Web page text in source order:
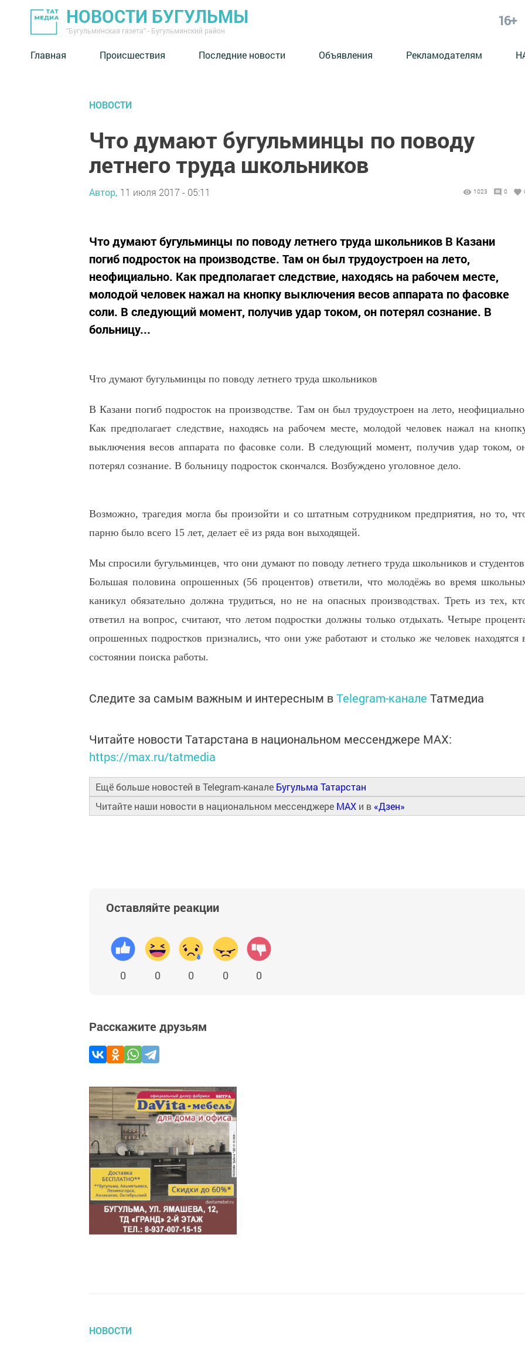
НОВОСТИ БУГУЛЬМЫ
"Бугульминская газета" - Бугульминский район
16+
Главная Происшествия Последние новости Объявления Рекламодателям
НОВОСТИ
Что думают бугульминцы по поводу
летнего труда школьников
Автор, 11 июля 2017 - 05:11 1023 0
Что думают бугульминцы по поводу летнего труда школьников В Казани
погиб подросток на производстве. Там он был трудоустроен на лето,
неофициально. Как предполагает следствие, находясь на рабочем месте,
молодой человек нажал на кнопку выключения весов аппарата по фасовке
соли. В следующий момент, получив удар током, он потерял сознание. В
больницу...
Что думают бугульминцы по поводу летнего труда школьников
В Казани погиб подросток на производстве. Там он был трудоустроен на лето,
Как предполагает следствие, находясь на рабочем месте, молодой человек нажал на
выключения весов аппарата по фасовке соли. В следующий момент, получив удар током,
потерял сознание. В больницу подросток скончался. Возбуждено уголовное дело.
Возможно, трагедия могла бы произойти и со штатным сотрудником предприятия, но то,
парню было всего 15 лет, делает её из ряда вон выходящей.
Мы спросили бугульминцев, что они думают по поводу летнего труда школьников и
Большая половина опрошенных (56 процентов) ответили, что молодёжь во время
каникул обязательно должна трудиться, но не на опасных производствах. Треть из тех,
ответил на вопрос, считают, что летом подростки должны только отдыхать. Четыре
опрошенных подростков признались, что они уже работают и столько же человек находятся
состоянии поиска работы.
Следите за самым важным и интересным вTelegram-канале Татмедиа
Читайте новости Татарстана в национальном мессенджере MАХ:
https://max.ru/tatmedia
Ещё больше новостей в Telegram-канале Бугульма Татарстан
Читайте наши новости в национальном мессенджере MAX и в «Дзен»
Оставляйте реакции
0 0 0 0 0
Расскажите друзьям
НОВОСТИ